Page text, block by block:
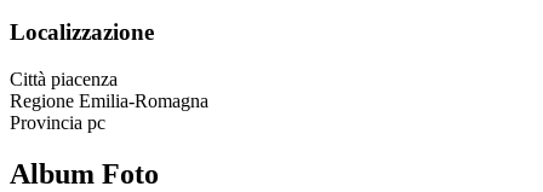
Localizzazione
Città piacenza
Regione Emilia-Romagna
Provincia pc
Album Foto